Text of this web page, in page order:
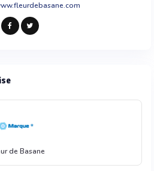
de Basane